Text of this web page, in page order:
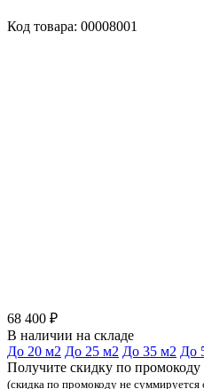
Код товара: 00008001
68 400 ₽
В наличии на складе
До 20 м2 До 25 м2 До 35 м2 До
Получите скидку по
(скидка по промокоду не суммируется